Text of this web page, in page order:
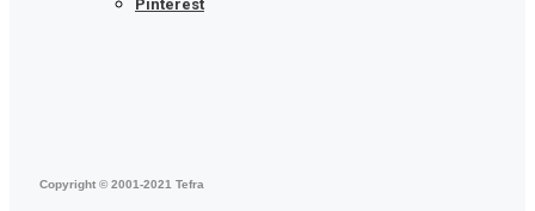
Pinterest
Copyright © 2001-2021 Tefra